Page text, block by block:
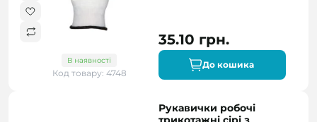
В наявності
Код товару: 4748
35.10 грн.
До кошика
Рукавички робочі